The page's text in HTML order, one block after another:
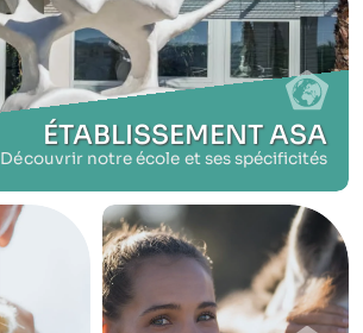
ÉTABLISSEMENT ASA
Découvrir notre école et ses spécificités